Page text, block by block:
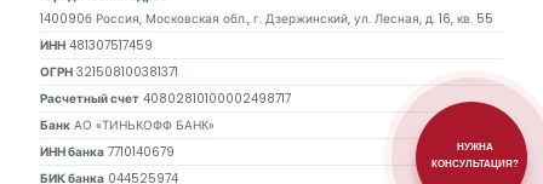
140090б Россия, Московская обл., г. Дзержинский, ул. Лесная, д. 16, кв. 55
ИНН 481307517459
ОГРН 321508100381371
Расчетный счет 40802810100002498717
Банк АО «ТИНЬКОФФ БАНК»
ИНН банка 7710140679
БИК банка 044525974
НУЖНА
КОНСУЛЬТАЦИЯ?